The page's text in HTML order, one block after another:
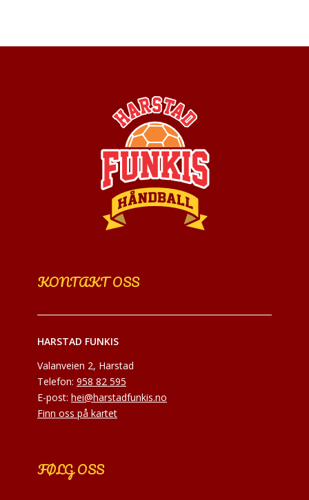
KONTAKT OSS
HARSTAD FUNKIS
Valanveien 2, Harstad
Telefon: 958 82 595
E-post: hei@harstadfunkis.no
Finn oss på kartet
FØLG OSS